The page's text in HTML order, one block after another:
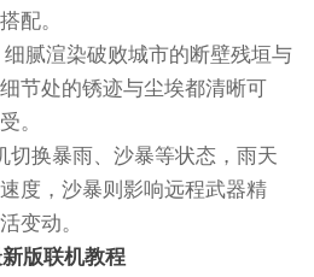
配。
腻渲染破败城市的断壁残垣与
节处的锈迹与尘埃都清晰可
。
切换暴雨、沙暴等状态，雨天
度，沙暴则影响远程武器精
变动。
版联机教程